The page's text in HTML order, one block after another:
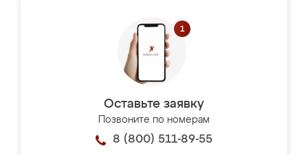
Оставьте заявку
Позвоните по номерам
8 (800) 511-89-55